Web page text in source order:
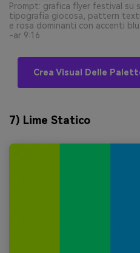
Prompt: grafica flyer festival su
tipografia giocosa, pattern
e rosa dominanti con accenti
-ar 9:16
Crea Visual Delle
7) Lime Statico